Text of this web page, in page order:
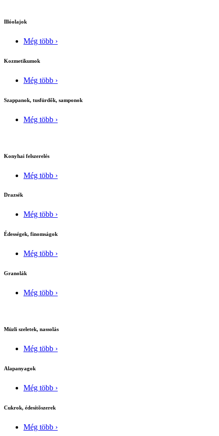
Illóolajok
Még több ›
Kozmetikumok
Még több ›
Szappanok, tusfürdők, samponok
Még több ›
Konyhai felszerelés
Még több ›
Drazsék
Még több ›
Édességek, finomságok
Még több ›
Granolák
Még több ›
Müzli szeletek, nassolás
Még több ›
Alapanyagok
Még több ›
Cukrok, édesítõszerek
Még több ›